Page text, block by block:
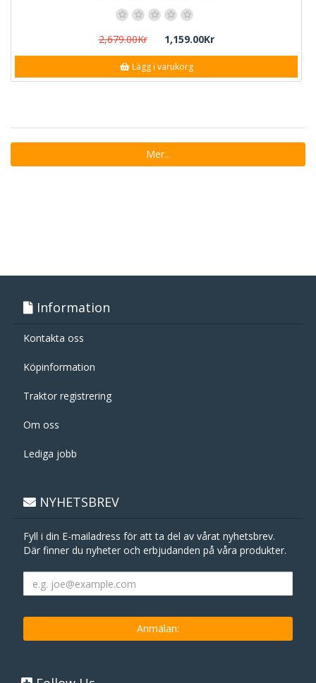
2,679.00Kr 1,159.00Kr
Lägg i varukorg
Mer...
Information
Kontakta oss
Köpinformation
Traktor registrering
Om oss
Lediga jobb
NYHETSBREV
Fyll i din E-mailadress för att ta del av vårat nyhetsbrev.
Där finner du nyheter och erbjudanden på våra produkter.